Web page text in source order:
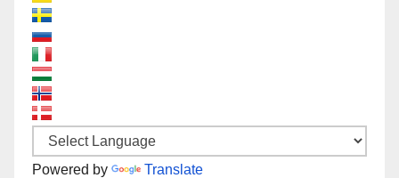
Powered by Translate